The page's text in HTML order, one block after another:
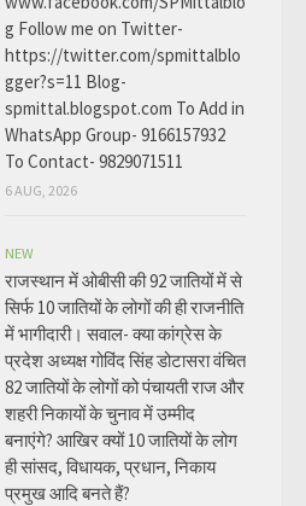
g Follow me on Twitter-
https://twitter.com/spmittalblo
gger?s=11 Blog-
spmittal.blogspot.com To Add in
WhatsApp Group- 9166157932
To Contact- 9829071511
6 AUG, 2026
NEW
राजस्थान में ओबीसी की 92 जातियों में से
सिर्फ 10 जातियों के लोगों की ही राजनीति
में भागीदारी। सवाल- क्या कांग्रेस के
प्रदेश अध्यक्ष गोविंद सिंह डोटासरा वंचित
82 जातियों के लोगों को पंचायती राज और
शहरी निकायों के चुनाव में उम्मीद
बनाएंगे? आखिर क्यों 10 जातियों के लोग
ही सांसद, विधायक, प्रधान, निकाय
प्रमुख आदि बनते हैं?